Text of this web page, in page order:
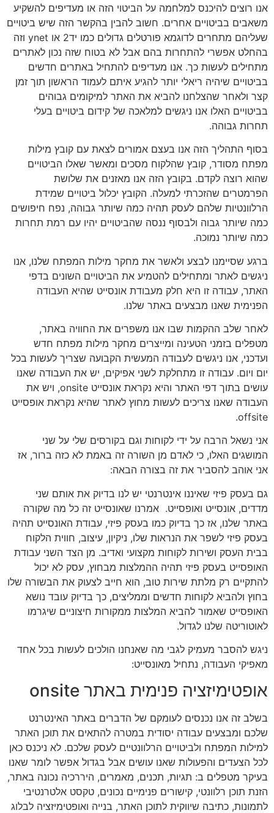
אנו רוצים להיכנס למלחמה על הביטוי הזה או מעדיפים להשקיע
משאבים בביטויים אחרים. חשוב להבין בהקשר הזה שיש ביטויים
שעליהם מתחרים לדוגמא פורטלים גדולים כמו יד2 או ynet וזה
בהחלט אפשרי להתחרות בהם אבל לא בטוח שזה נכון לאתרים
מתחילים לעשות כך. אנו מעדיפים להתחיל באתרים חדשים
בביטויים שיהיה ריאלי יותר להגיע איתם לעמוד הראשון תוך זמן
קצר ולאחר שהצלחנו להביא את האתר למיקומים גבוהים
בביטויים האלו אנו ניגשים למלאכה של קידום ביטויים בעלי
תחרות גבוהה.
בסוף התהליך הזה אנו בעצם אמורים לצאת עם קובץ מילות
מפתח מסודר, קובץ שהלקוח מסכים ומאשר שאלו הביטויים
שהוא רוצה לקדם. בקובץ הזה אנו מאזנים את שלושת
הפרמטרים שהזכרתי למעלה. הקובץ יכלול ביטויים שמידת
הרלוונטיות שלהם לעסק תהיה כמה שיותר גבוהה, נפח חיפושים
כמה שיותר גבוה ולבסוף ננסה שהביטויים יהיו עם רמת תחרות
כמה שיותר נמוכה.
ברגע שסיימנו לבצע ולאשר את מחקר מילות המפתח שלנו, אנו
ניגשים לאתר ומתחילים להטמיע את הביטויים השונים בדפי
האתר, עבודה זו היא חלק מעבודת אונסייט שהיא העבודה
הפנימית שאנו מבצעים באתר שלנו.
לאחר שלב ההקמות שבו אנו משפרים את החוויה באתר,
מטפלים בזמני הטעינה ומייצרים מחקר מילות מפתח חדש
ועדכני, אנו ניגשים לעבודה המעשית הקבועה שצריך לעשות בכל
יום ויום. עבודה זו מתחלקת לשני אפיקים, יש את העבודה שאנו
עושים בתוך דפי האתר והיא נקראת אונסייט onsite, ויש את
העבודה שאנו צריכים לעשות מחוץ לאתר שהיא נקראת אופסייט
offsite.
אני נשאל הרבה על ידי לקוחות וגם בקורסים שלי על שני
המושגים האלו, כי לאדם מן השורה זה באמת לא כזה ברור, אז
אני אוהב להסביר את זה בצורה הבאה:
גם בעסק פיזי שאיננו אינטרנטי יש לנו בדיוק את אותם שני
מדדים, אונסייט ואופסייט. אמרנו שאונסייט זה כל מה שקורה
באתר שלנו, אז כך בדיוק כמו בעסק פיזי, עבודת האונסייט תהיה
בעסק פיזי לשפר את הנראות שלו, ניקיון, עיצוב, חווית הלקוח
בבית העסק ושירות לקוחות מקצועי ואדיב. מן הצד השני עבודת
האופסייט בעסק פיזי תהיה ההמלצות מבחוץ, עסק לא יכול
להתקיים רק מלתת שירות טוב, הוא חייב לצעוק את הבשורה שלו
בחוץ ולהביא לקוחות חדשים וממליצים, כך בדיוק עובד נושא
האופסייט שאמור להביא המלצות ממקורות חיצוניים שיגרמו
לאוטוריטה שלנו לגדול.
ניגש להסבר מעמיק לגבי מה שאנחנו הולכים לעשות בכל אחד
מאפיקי העבודה, נתחיל מאונסייט:
אופטימיזציה פנימית באתר onsite
בשלב זה אנו נכנסים לעומקם של הדברים באתר האינטרנט
שלכם ומבצעים עבודה יסודית במטרה להתאים את תוכן האתר
למילות המפתח ולביטויים הרלוונטיים לעסק שלכם. לא ניכנס כאן
לכל הצעדים והפעולות שאנו עושים אבל בגדול אפשר לומר שאנו
בעיקר מטפלים ב: תגיות, תכנים, מאמרים, היררכיה נכונה באתר,
הזנת תוכן רלוונטי, קישורים פנימיים נכונים, טקסט אלטרנטיבי
לתמונות, כתיבה שיווקית לתוכן האתר, בנייה ואופטימיזציה לבלוג